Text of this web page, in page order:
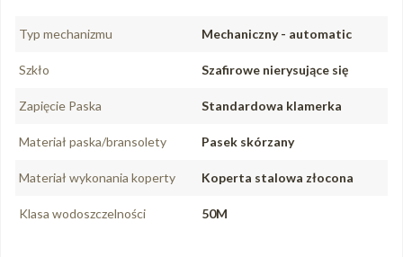
Typ mechanizmu Mechaniczny - automatic
Szkło Szafirowe nierysujące się
Zapięcie Paska Standardowa klamerka
Materiał paska/bransolety Pasek skórzany
Materiał wykonania koperty Koperta stalowa złocona
Klasa wodoszczelności 50M